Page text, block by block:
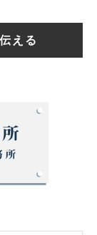
える